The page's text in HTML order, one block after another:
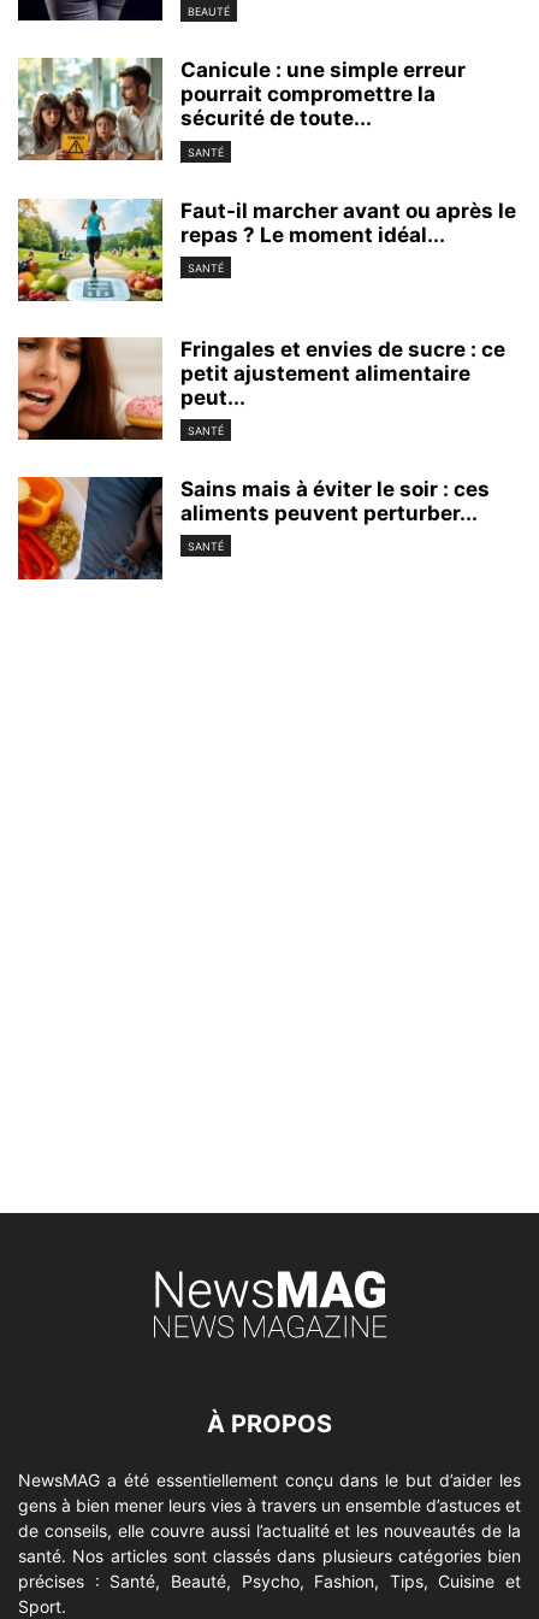
BEAUTÉ
Canicule : une simple erreur
pourrait compromettre la
sécurité de toute...
SANTÉ
Faut-il marcher avant ou après le
repas ? Le moment idéal...
SANTÉ
Fringales et envies de sucre : ce
petit ajustement alimentaire
peut...
SANTÉ
Sains mais à éviter le soir : ces
aliments peuvent perturber...
SANTÉ
À PROPOS
NewsMAG a été essentiellement conçu dans le but d’aider les
gens à bien mener leurs vies à travers un ensemble d’astuces et
de conseils, elle couvre aussi l’actualité et les nouveautés de la
santé. Nos articles sont classés dans plusieurs catégories bien
précises : Santé, Beauté, Psycho, Fashion, Tips, Cuisine et
Sport.